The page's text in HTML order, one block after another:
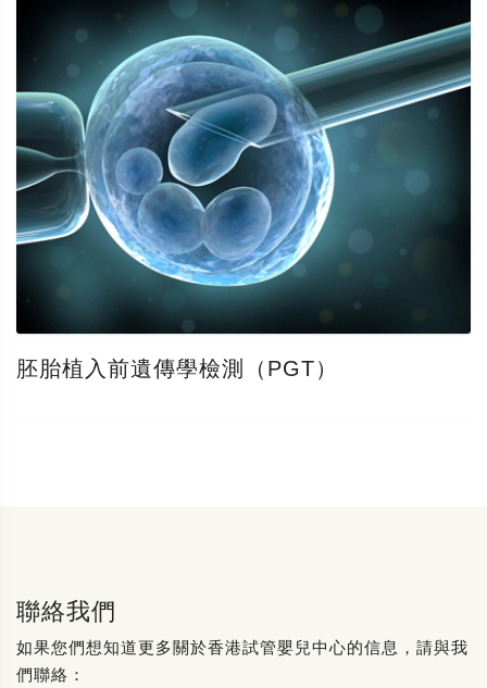
胚胎植入前遺傳學檢測（PGT）
聯絡我們
如果您們想知道更多關於香港試管嬰兒中心的信息，請與我
們聯絡：